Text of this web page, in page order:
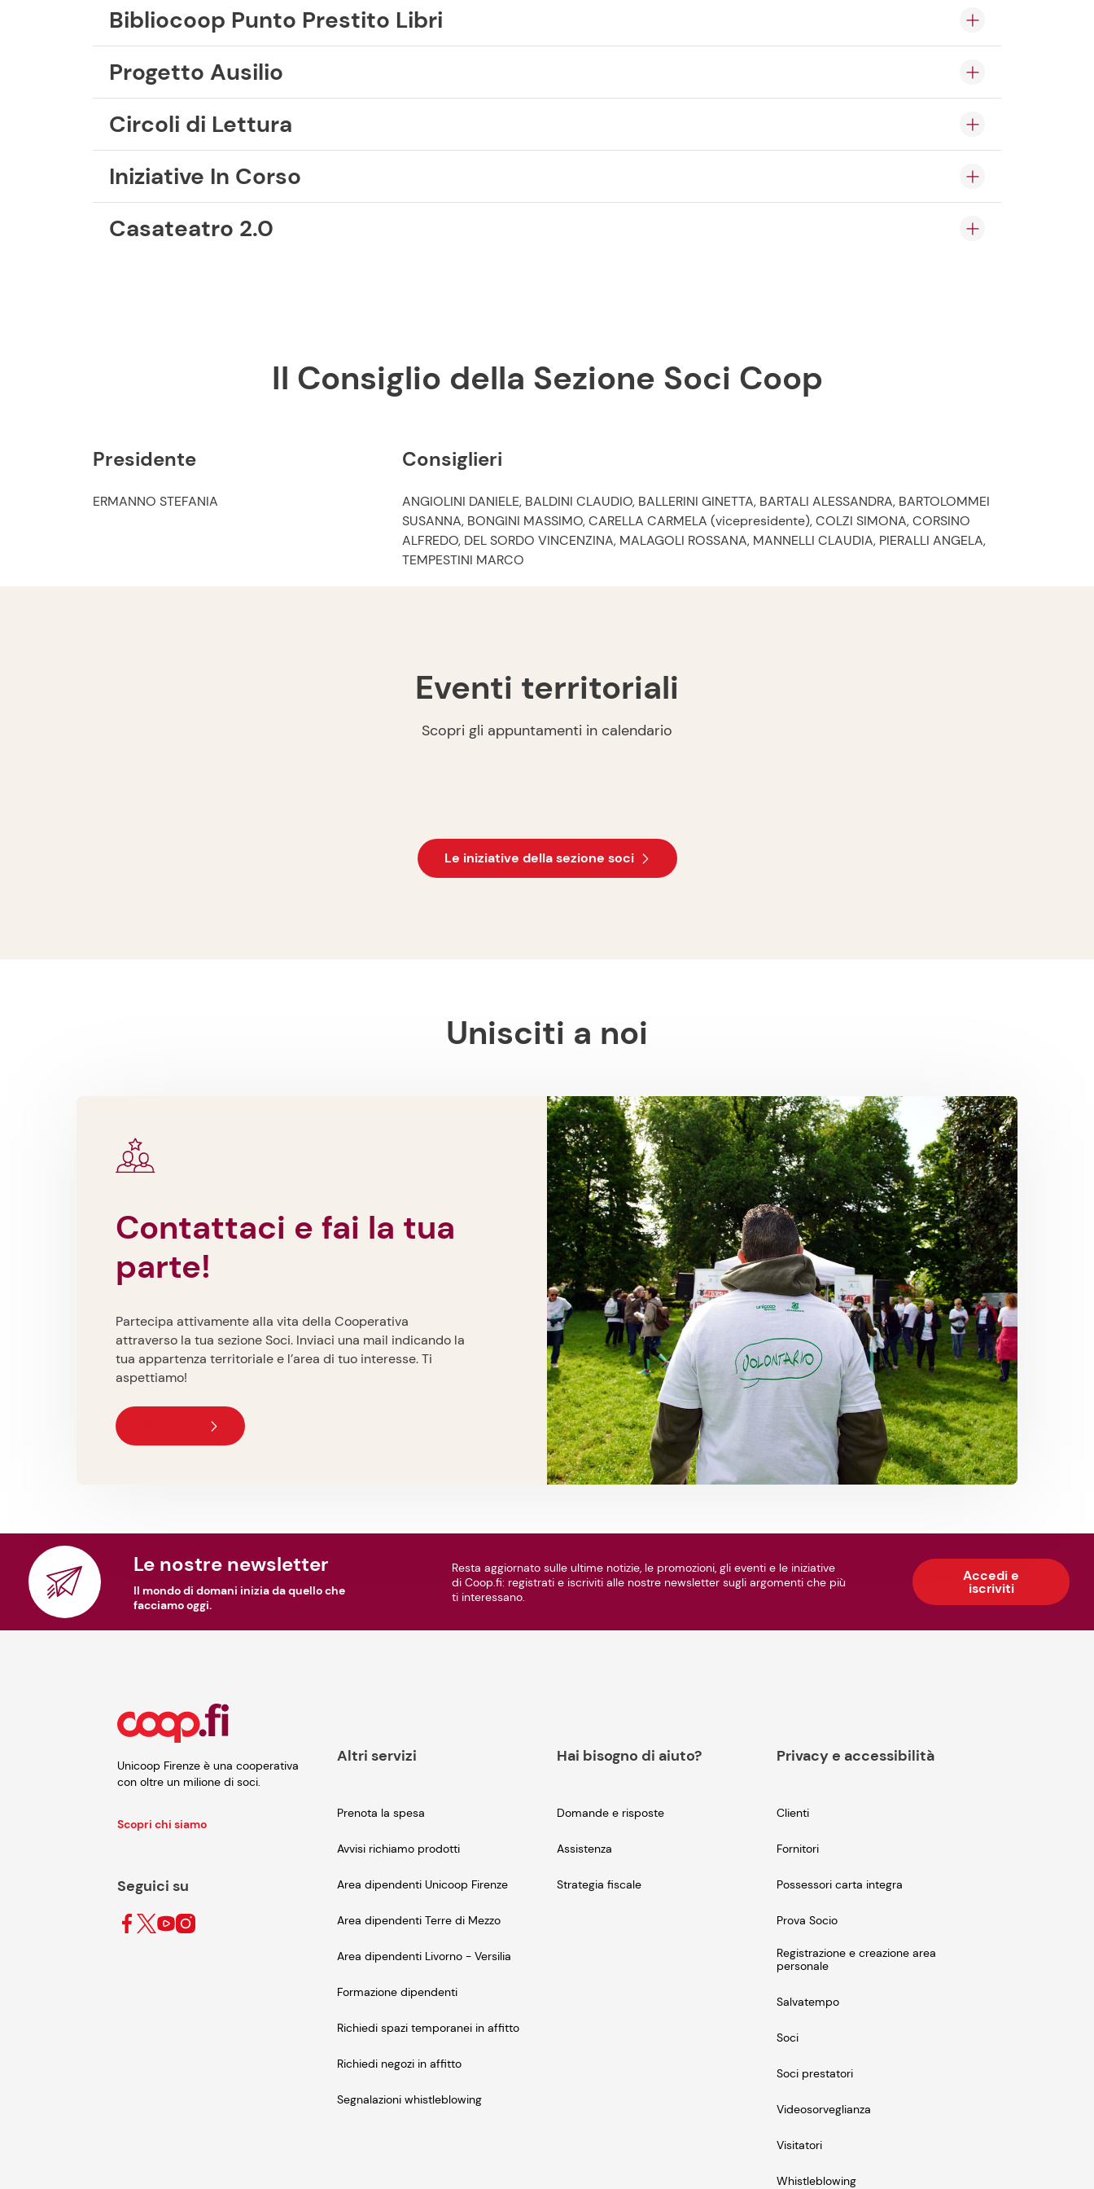
Bibliocoop Punto Prestito Libri
Progetto Ausilio
Circoli di Lettura
Iniziative In Corso
Casateatro 2.0
Il Consiglio della Sezione Soci Coop
Presidente
ERMANNO STEFANIA
Consiglieri
ANGIOLINI DANIELE, BALDINI CLAUDIO, BALLERINI GINETTA, BARTALI ALESSANDRA, BARTOLOMMEI
SUSANNA, BONGINI MASSIMO, CARELLA CARMELA (vicepresidente), COLZI SIMONA, CORSINO
ALFREDO, DEL SORDO VINCENZINA, MALAGOLI ROSSANA, MANNELLI CLAUDIA, PIERALLI ANGELA,
TEMPESTINI MARCO
Eventi territoriali
Scopri gli appuntamenti in calendario
Le iniziative della sezione soci
Unisciti a noi
Contattaci e fai la tua
parte!
Partecipa attivamente alla vita della Cooperativa
attraverso la tua sezione Soci. Inviaci una mail indicando la
tua appartenza territoriale e l’area di tuo interesse. Ti
aspettiamo!
Le nostre newsletter
Il mondo di domani inizia da quello che
facciamo oggi.
Resta aggiornato sulle ultime notizie, le promozioni, gli eventi e le iniziative
di Coop.fi: registrati e iscriviti alle nostre newsletter sugli argomenti che più
ti interessano.
Accedi e
iscriviti
Unicoop Firenze è una cooperativa
con oltre un milione di soci.
Scopri chi siamo
Seguici su
Altri servizi
Prenota la spesa
Avvisi richiamo prodotti
Area dipendenti Unicoop Firenze
Area dipendenti Terre di Mezzo
Area dipendenti Livorno - Versilia
Formazione dipendenti
Richiedi spazi temporanei in affitto
Richiedi negozi in affitto
Segnalazioni whistleblowing
Hai bisogno di aiuto?
Domande e risposte
Assistenza
Strategia fiscale
Privacy e accessibilità
Clienti
Fornitori
Possessori carta integra
Prova Socio
Registrazione e creazione area
personale
Salvatempo
Soci
Soci prestatori
Videosorveglianza
Visitatori
Whistleblowing